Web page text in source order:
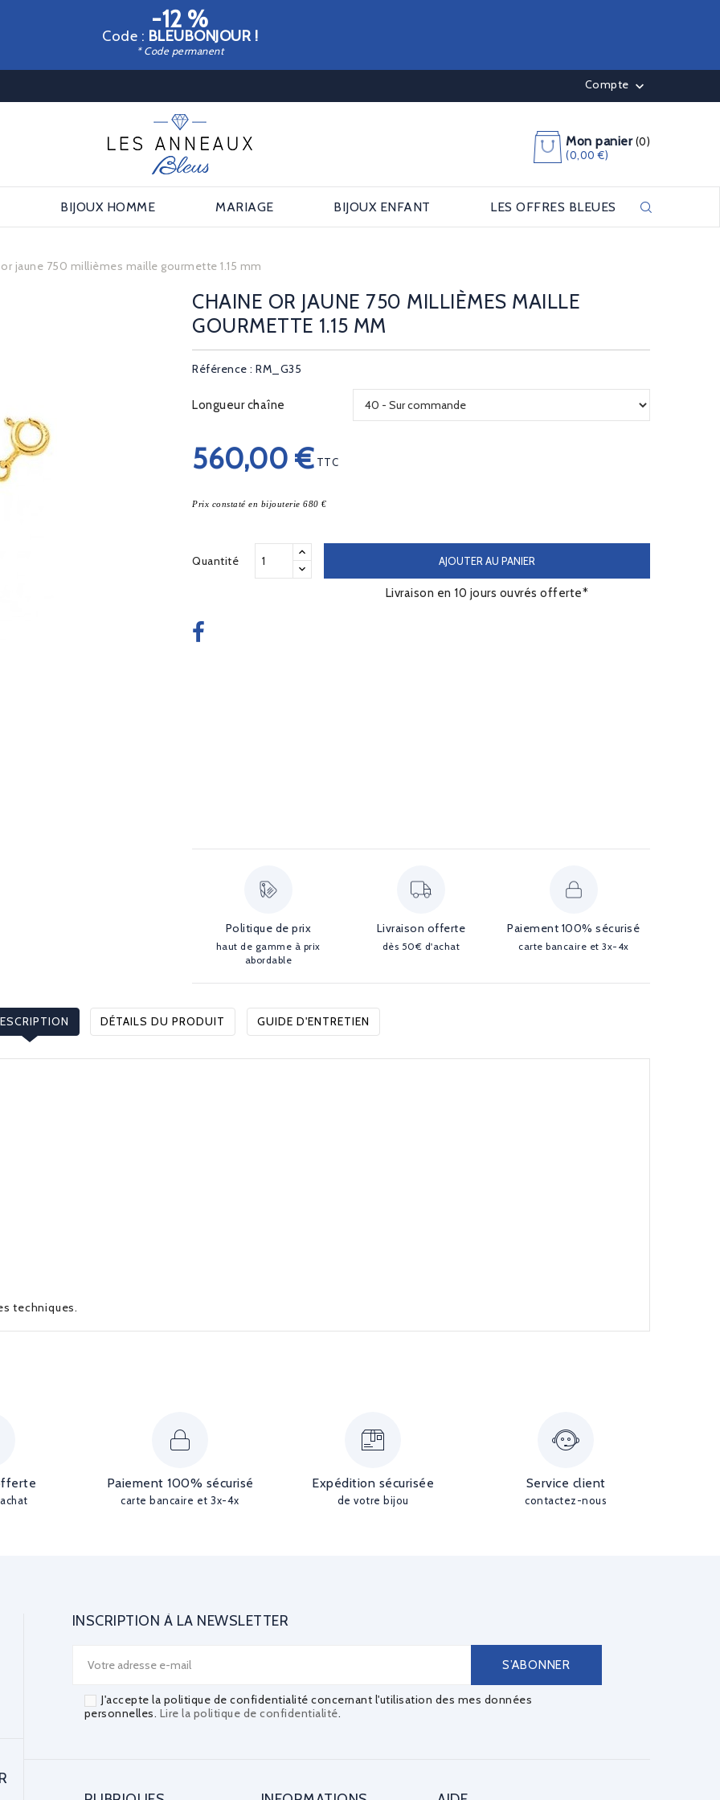
-12 %
Code : BLEUBONJOUR !
* Code permanent
Compte 
Mon panier (0)
(0,00 €)
BIJOUX HOMME MARIAGE BIJOUX ENFANT LES OFFRES BLEUES
jaune 750 millièmes maille gourmette 1.15 mm
CHAINE OR JAUNE 750 MILLIÈMES MAILLE
GOURMETTE 1.15 MM
Référence : RM_G35
Longueur chaîne
560,00 € TTC
Prix constaté en bijouterie 680 €
Quantité AJOUTER AU PANIER
Livraison en 10 jours ouvrés offerte*
Politique de prix
haut de gamme à prix
abordable
Livraison offerte
dès 50€ d'achat
Paiement 100% sécurisé
carte bancaire et 3x-4x
DÉTAILS DU PRODUIT GUIDE D'ENTRETIEN
techniques.
Paiement 100% sécurisé
carte bancaire et 3x-4x
Expédition sécurisée
de votre bijou
Service client
contactez-nous
INSCRIPTION À LA NEWSLETTER
J'accepte la politique de confidentialité concernant l'utilisation des mes données
personnelles. Lire la politique de confidentialité.